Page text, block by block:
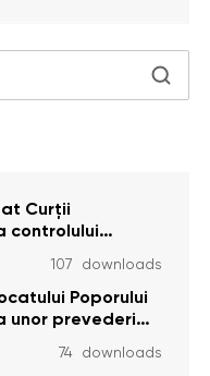
Curţii
controlului
cu privire la
persoanelor
de liberate
107 downloads
Poporului
unor prevederi
de
condamnate
74 downloads